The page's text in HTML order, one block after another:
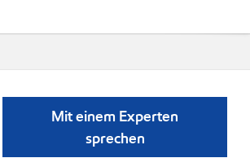
Mit einem Experten
sprechen